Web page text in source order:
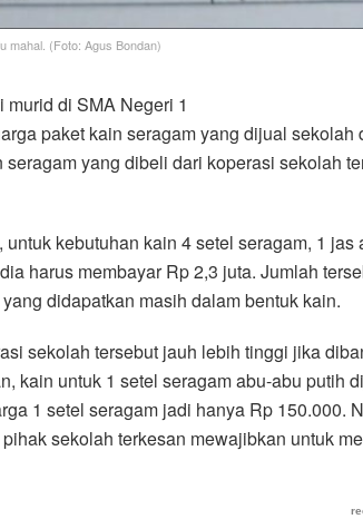
mahal. (Foto: Agus Bondan)
murid di SMA Negeri 1
paket kain seragam yang dijual sekolah
yang dibeli dari koperasi sekolah
kebutuhan kain 4 setel seragam, 1 jas
harus membayar Rp 2,3 juta. Jumlah
didapatkan masih dalam bentuk kain.
sekolah tersebut jauh lebih tinggi jika
kain untuk 1 setel seragam abu-abu putih
1 setel seragam jadi hanya Rp 150.000.
sekolah terkesan mewajibkan untuk